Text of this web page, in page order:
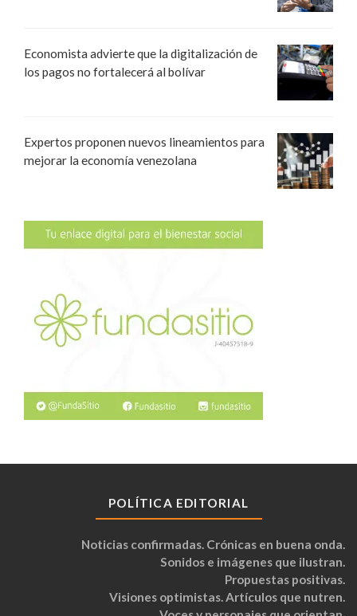
Economista advierte que la digitalización de
los pagos no fortalecerá al bolívar
Expertos proponen nuevos lineamientos para
mejorar la economía venezolana
POLÍTICA EDITORIAL
Noticias confirmadas. Crónicas en buena onda.
Sonidos e imágenes que ilustran.
Propuestas positivas.
Visiones optimistas. Artículos que nutren.